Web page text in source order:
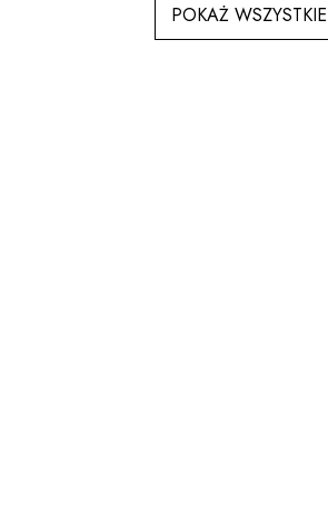
POKAŻ WSZYSTKIE